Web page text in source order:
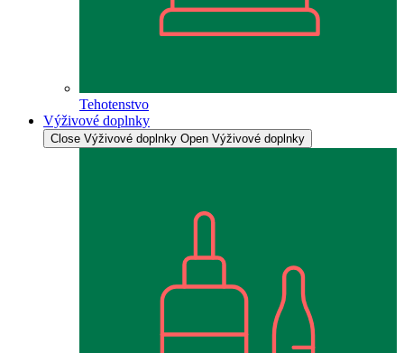
Tehotenstvo
Výživové doplnky
Close Výživové doplnky Open Výživové doplnky